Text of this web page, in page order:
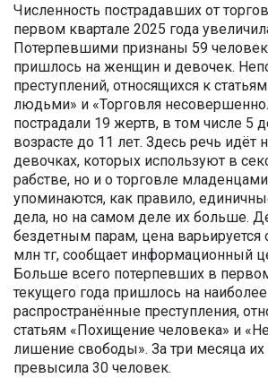
Численность пострадавших от
первом квартале 2025 года
Потерпевшими признаны 59
пришлось на женщин и девочек.
преступлений, относящихся к
людьми» и «Торговля
пострадали 19 жертв, в том числе 5
возрасте до 11 лет. Здесь речь идёт
девочках, которых используют в
рабстве, но и о торговле
упоминаются, как правило,
дела, но на самом деле их больше.
бездетным парам, цена варьируется
млн тг, сообщает информационный
Больше всего потерпевших в
текущего года пришлось на наиболее
распространённые преступления,
статьям «Похищение человека» и
лишение свободы». За три месяца их
превысила 30 человек.